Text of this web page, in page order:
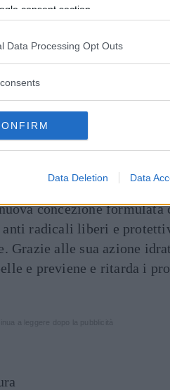
consent section.
Data Processing Opt Outs
Data Deletion Data
concezione
radicali liberi e
Grazie alle sua azione
e previene e ritarda i